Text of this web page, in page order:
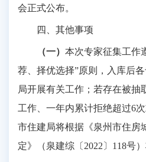
会正式公布。
四、其他事项
（一） 本次专家征集工作
荐、择优选择”原则，入库后
局开展有关工作；若存在被抽
工作、一年内累计拒绝超过6
市住建局将根据《泉州市住房
定》（泉建综〔2022〕118号